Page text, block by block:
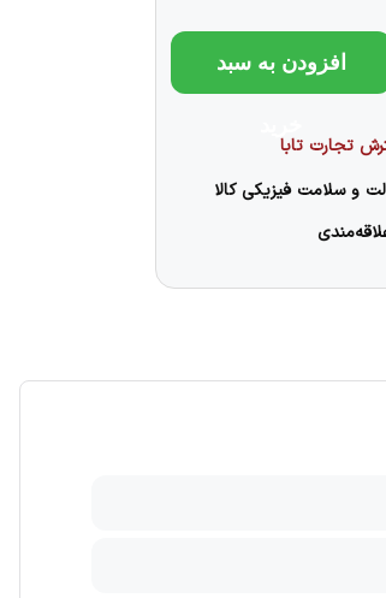
افزودن به سبد
تجارت تابا
و سلامت فیزیکی کالا